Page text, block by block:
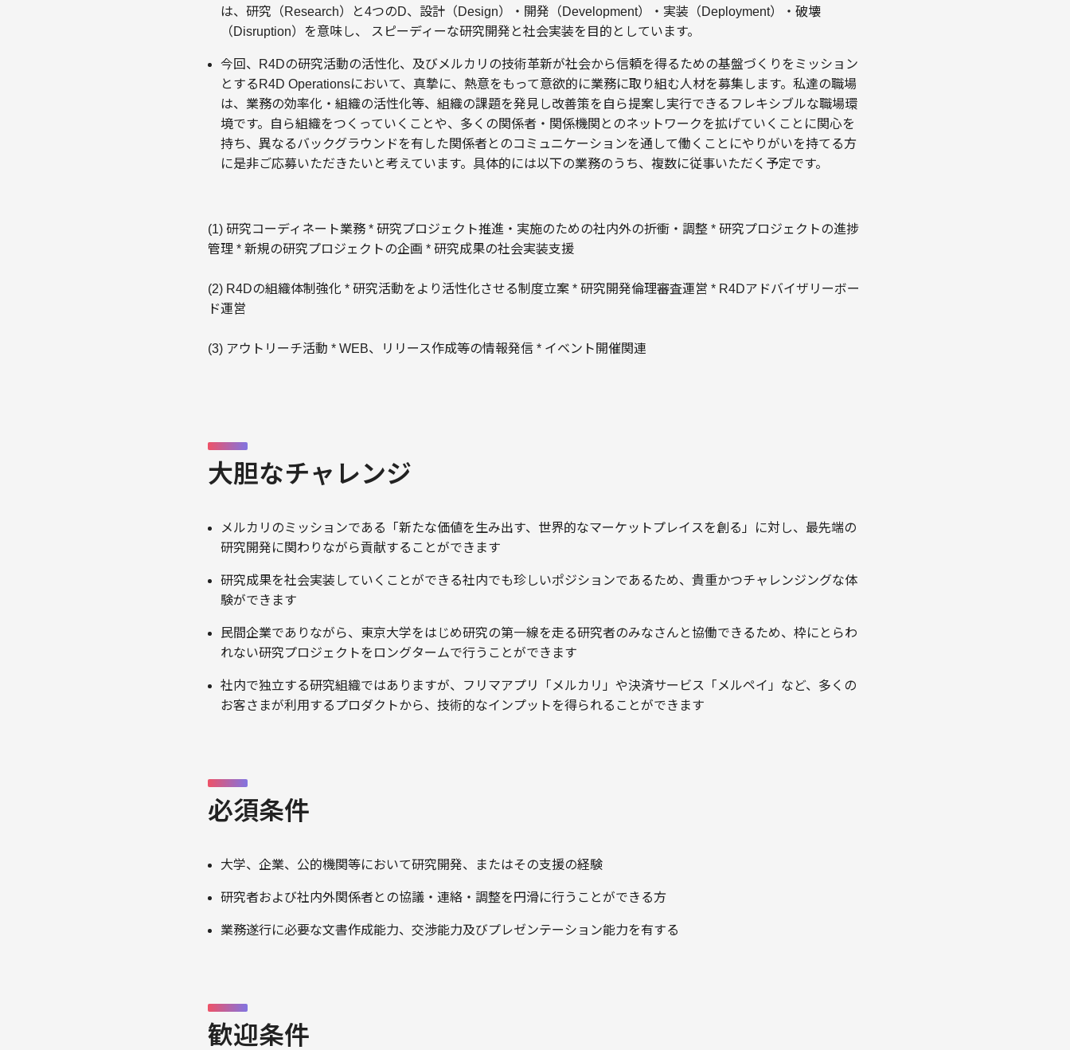
は、研究（Research）と4つのD、設計（Design）・開発（Development）・実装（Deployment）・破壊
（Disruption）を意味し、 スピーディーな研究開発と社会実装を目的としています。
今回、R4Dの研究活動の活性化、及びメルカリの技術革新が社会から信頼を得るための基盤づくりをミッション
とするR4D Operationsにおいて、真摯に、熱意をもって意欲的に業務に取り組む人材を募集します。私達の職場
は、業務の効率化・組織の活性化等、組織の課題を発見し改善策を自ら提案し実行できるフレキシブルな職場環
境です。自ら組織をつくっていくことや、多くの関係者・関係機関とのネットワークを拡げていくことに関心を
持ち、異なるバックグラウンドを有した関係者とのコミュニケーションを通して働くことにやりがいを持てる方
に是非ご応募いただきたいと考えています。具体的には以下の業務のうち、複数に従事いただく予定です。
(1) 研究コーディネート業務 * 研究プロジェクト推進・実施のための社内外の折衝・調整 * 研究プロジェクトの進捗
管理 * 新規の研究プロジェクトの企画 * 研究成果の社会実装支援
(2) R4Dの組織体制強化 * 研究活動をより活性化させる制度立案 * 研究開発倫理審査運営 * R4Dアドバイザリーボー
ド運営
(3) アウトリーチ活動 * WEB、リリース作成等の情報発信 * イベント開催関連
大胆なチャレンジ
メルカリのミッションである「新たな価値を生み出す、世界的なマーケットプレイスを創る」に対し、最先端の
研究開発に関わりながら貢献することができます
研究成果を社会実装していくことができる社内でも珍しいポジションであるため、貴重かつチャレンジングな体
験ができます
民間企業でありながら、東京大学をはじめ研究の第一線を走る研究者のみなさんと協働できるため、枠にとらわ
れない研究プロジェクトをロングタームで行うことができます
社内で独立する研究組織ではありますが、フリマアプリ「メルカリ」や決済サービス「メルペイ」など、多くの
お客さまが利用するプロダクトから、技術的なインプットを得られることができます
必須条件
大学、企業、公的機関等において研究開発、またはその支援の経験
研究者および社内外関係者との協議・連絡・調整を円滑に行うことができる方
業務遂行に必要な文書作成能力、交渉能力及びプレゼンテーション能力を有する
歓迎条件